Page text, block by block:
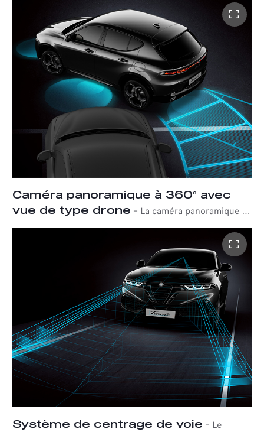
avertissement visuel sur le rétroviseur extérieur
correspondant lorsqu'un autre véhicule est détecté dans
l'angle mort. La détection de trafic transversal arrière est
activée lorsque l'Alfa Romeo Tonale est en marche
arrière, facilitant les manœuvres de sortie de
stationnement et autres situations où la visibilité est
réduite. De plus, elle alerte le conducteur de l'approche
de véhicules sur les côtés.
Caméra panoramique à 360° avec
vue de type drone – La caméra panoramique à
360° offre une vue complète des environs de la voiture
depuis l'écran tactile numérique de 10,25" avec des
lignes dynamiques. Ce système comprend quatre
caméras haute définition placées sur la calandre avant,
les rétroviseurs extérieurs et le hayon pour faciliter le
stationnement et les manœuvres dans les espaces
Système de centrage de voie – Le